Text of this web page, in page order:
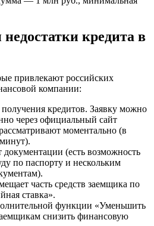
кредита в
привлекают российских
компании:
получения кредитов. Заявку можно
через официальный сайт
моментально (в
(есть возможность
по паспорту и нескольким
часть средств заемщика по
ставка».
функции «Уменьшить
снизить финансовую